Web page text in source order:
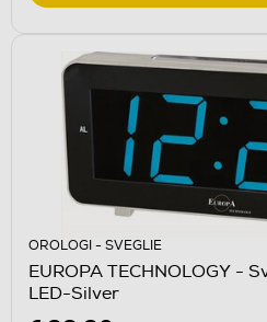
OROLOGI - SVEGLIE
EUROPA TECHNOLOGY -
LED-Silver